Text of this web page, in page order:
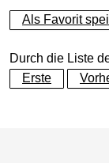
+
−
Als Favorit
Durch die Liste
Erste